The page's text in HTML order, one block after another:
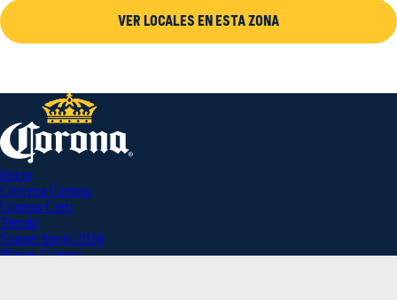
VER LOCALES EN ESTA ZONA
Inicio
Cerveza Corona
Corona Cero
Tienda
Sunset Spots 2026
Planes Corona